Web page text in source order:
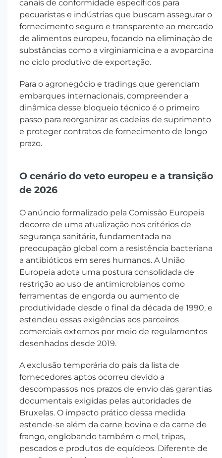
canais de conformidade específicos para
pecuaristas e indústrias que buscam assegurar o
fornecimento seguro e transparente ao mercado
de alimentos europeu, focando na eliminação de
substâncias como a virginiamicina e a avoparcina
no ciclo produtivo de exportação.
Para o agronegócio e tradings que gerenciam
embarques internacionais, compreender a
dinâmica desse bloqueio técnico é o primeiro
passo para reorganizar as cadeias de suprimento
e proteger contratos de fornecimento de longo
prazo.
O cenário do veto europeu e a transição
de 2026
O anúncio formalizado pela Comissão Europeia
decorre de uma atualização nos critérios de
segurança sanitária, fundamentada na
preocupação global com a resistência bacteriana
a antibióticos em seres humanos. A União
Europeia adota uma postura consolidada de
restrição ao uso de antimicrobianos como
ferramentas de engorda ou aumento de
produtividade desde o final da década de 1990, e
estendeu essas exigências aos parceiros
comerciais externos por meio de regulamentos
desenhados desde 2019.
A exclusão temporária do país da lista de
fornecedores aptos ocorreu devido a
descompassos nos prazos de envio das garantias
documentais exigidas pelas autoridades de
Bruxelas. O impacto prático dessa medida
estende-se além da carne bovina e da carne de
frango, englobando também o mel, tripas,
pescados e produtos de equídeos. Diferente de